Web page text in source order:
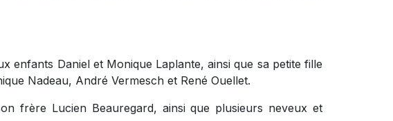
enfants Daniel et Monique Laplante, ainsi que sa petite fille
Nadeau, André Vermesch et René Ouellet.
frère Lucien Beauregard, ainsi que plusieurs neveux et